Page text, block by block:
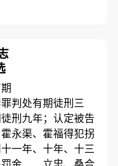
判处有期徒刑三
刑九年；认定被告
永渠、霍福得犯拐
一年、十年、十三